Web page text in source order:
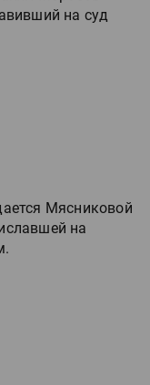
на суд
Мясниковой
на